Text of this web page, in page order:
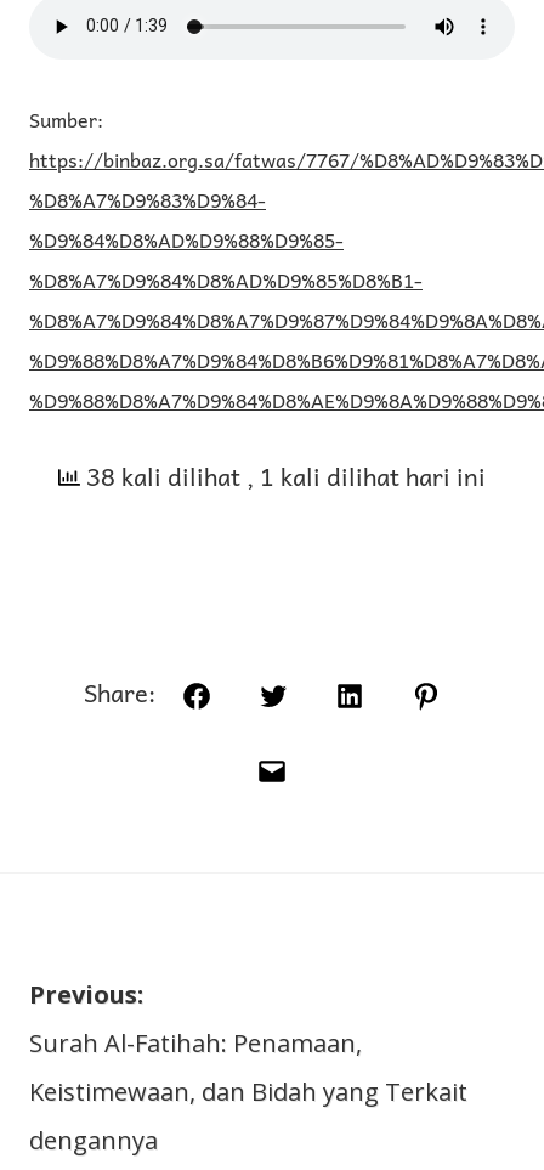
Sumber:
https://binbaz.org.sa/fatwas/7767/
%D8%A7%D9%83%D9%84-
%D9%84%D8%AD%D9%88%D9%85-
%D8%A7%D9%84%D8%AD%D9%85%D8%B1-
38 kali dilihat, 1 kali dilihat hari ini
Share: FacebookTwitterLinkedInPinterest
Email
Navigasi
pos
Previous:
Surah Al-Fatihah: Penamaan,
Keistimewaan, dan Bidah yang Terkait
dengannya